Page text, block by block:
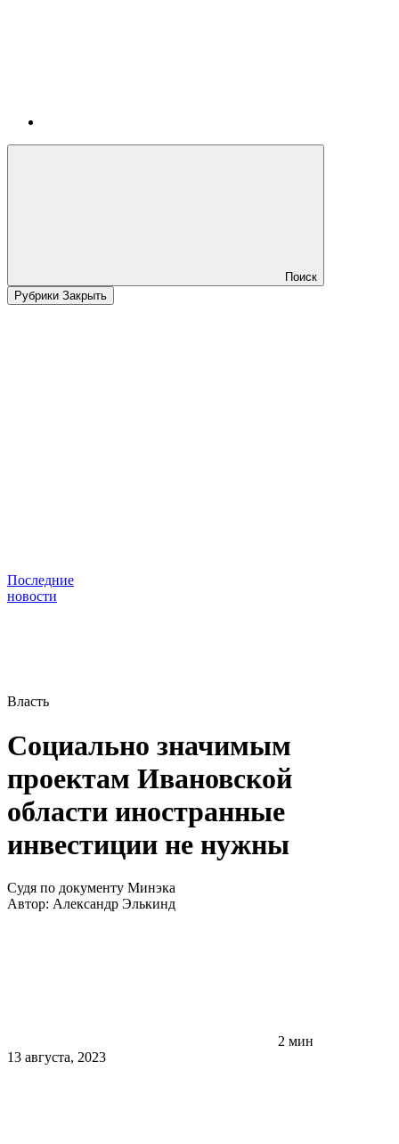
Поиск
Рубрики Закрыть
Последние
новости
Власть
Социально значимым
проектам Ивановской
области иностранные
инвестиции не нужны
Судя по документу Минэка
Автор: Александр Элькинд
2 мин
13 августа, 2023